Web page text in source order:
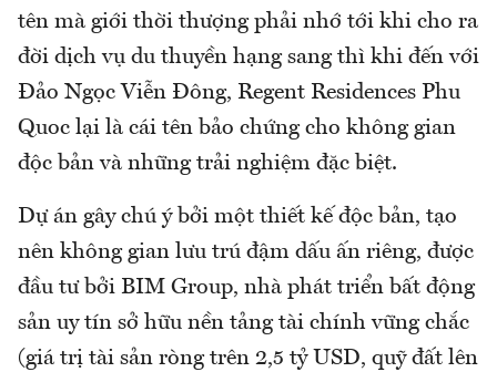
tên mà giới thời thượng phải nhớ tới khi cho ra
đời dịch vụ du thuyền hạng sang thì khi đến với
Đảo Ngọc Viễn Đông, Regent Residences Phu
Quoc lại là cái tên bảo chứng cho không gian
độc bản và những trải nghiệm đặc biệt.
Dự án gây chú ý bởi một thiết kế độc bản, tạo
nên không gian lưu trú đậm dấu ấn riêng, được
đầu tư bởi BIM Group, nhà phát triển bất động
sản uy tín sở hữu nền tảng tài chính vững chắc
(giá trị tài sản ròng trên 2,5 tỷ USD, quỹ đất lên